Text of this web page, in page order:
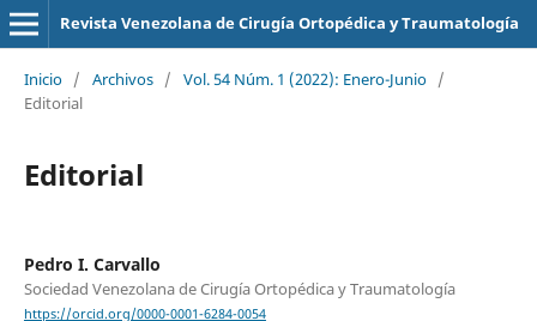
Revista Venezolana de Cirugía Ortopédica y Traumatología
Inicio / Archivos / Vol. 54 Núm. 1 (2022): Enero-Junio /
Editorial
Editorial
Pedro I. Carvallo
Sociedad Venezolana de Cirugía Ortopédica y Traumatología
https://orcid.org/0000-0001-6284-0054